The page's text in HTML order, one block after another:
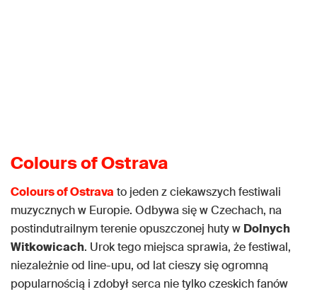
Colours of Ostrava
Colours of Ostrava to jeden z ciekawszych festiwali
muzycznych w Europie. Odbywa się w Czechach, na
postindutrailnym terenie opuszczonej huty w Dolnych
Witkowicach. Urok tego miejsca sprawia, że festiwal,
niezależnie od line-upu, od lat cieszy się ogromną
popularnością i zdobył serca nie tylko czeskich fanów